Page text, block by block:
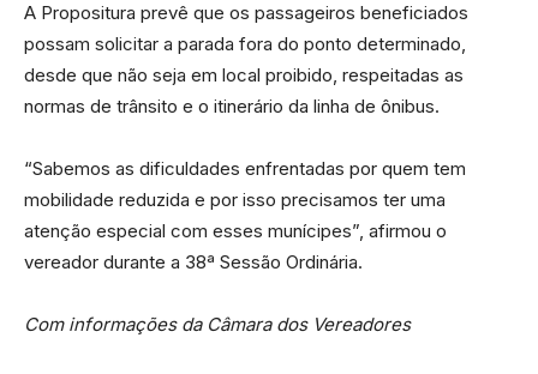
A Propositura prevê que os passageiros beneficiados
possam solicitar a parada fora do ponto determinado,
desde que não seja em local proibido, respeitadas as
normas de trânsito e o itinerário da linha de ônibus.
“Sabemos as dificuldades enfrentadas por quem tem
mobilidade reduzida e por isso precisamos ter uma
atenção especial com esses munícipes”, afirmou o
vereador durante a 38ª Sessão Ordinária.
Com informações da Câmara dos Vereadores